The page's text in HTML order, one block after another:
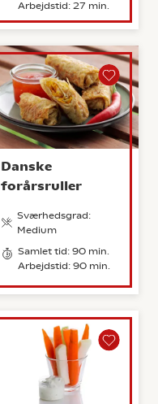
Arbejdstid: 27 min.
Danske
forårsruller
Sværhedsgrad:
Medium
Samlet tid: 90 min.
Arbejdstid: 90 min.